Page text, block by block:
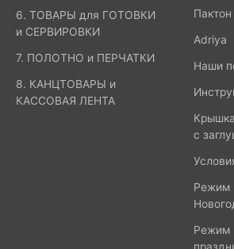
6. ТОВАРЫ для ГОТОВКИ
и СЕРВИРОВКИ
7. ПОЛОТНО и ПЕРЧАТКИ
8. КАНЦТОВАРЫ и
КАССОВАЯ ЛЕНТА
Пактон
Adriya
Наши
с
Режим
Режим